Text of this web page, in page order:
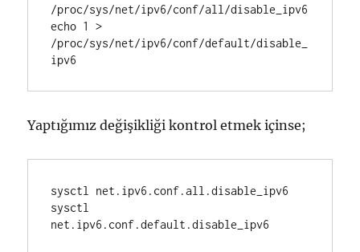
/proc/sys/net/ipv6/conf/all/disable_ipv6
echo 1 >
/proc/sys/net/ipv6/conf/default/disable_
Yaptığımız değişikliği kontrol etmek içinse;
sysctl net.ipv6.conf.all.disable_ipv6
sysctl